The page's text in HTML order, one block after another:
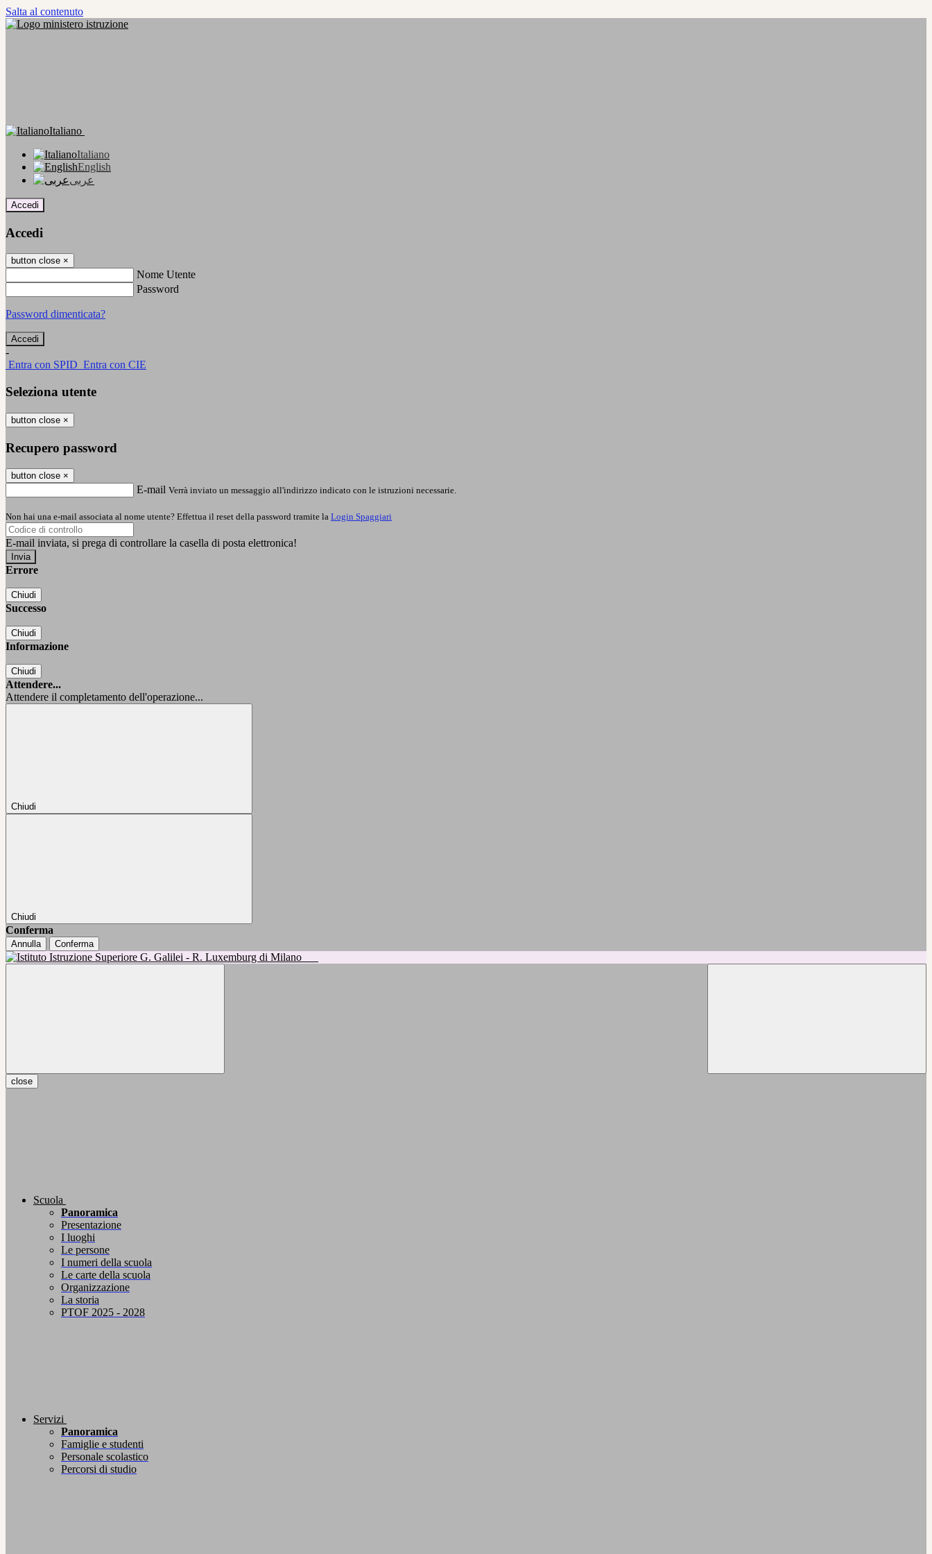
Salta al contenuto
Italiano
Italiano
English
عربى
Accedi
Accedi
button close ×
Nome Utente
Password
Password dimenticata?
-
Entra con SPID Entra con CIE
Seleziona utente
button close ×
Recupero password
button close ×
E-mail Verrà inviato un messaggio all'indirizzo indicato con le istruzioni necessarie.
Non hai una e-mail associata al nome utente? Effettua il reset della password tramite la Login Spaggiari
E-mail inviata, si prega di controllare la casella di posta elettronica!
Errore
Chiudi
Successo
Chiudi
Informazione
Chiudi
Attendere...
Attendere il completamento dell'operazione...
Chiudi
Chiudi
Conferma
Annulla Conferma
close
Scuola
Panoramica
Presentazione
I luoghi
Le persone
I numeri della scuola
Le carte della scuola
Organizzazione
La storia
PTOF 2025 - 2028
Servizi
Panoramica
Famiglie e studenti
Personale scolastico
Percorsi di studio